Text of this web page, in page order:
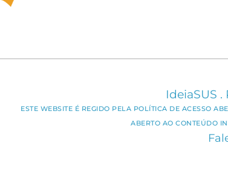
IdeiaSUS
ESTE WEBSITE É REGIDO PELA POLÍTICA DE ACESSO
ABERTO AO CONTEÚDO